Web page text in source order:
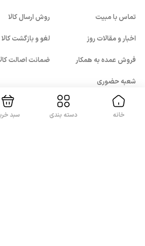
تماس با مبیت
اخبار و مقالات روز
فروش عمده به همکار
شعبه حضوری
روش ارسال کالا
لغو و بازگشت کالا
ضمانت اصالت
خانه دسته بندی سبد
بستن!